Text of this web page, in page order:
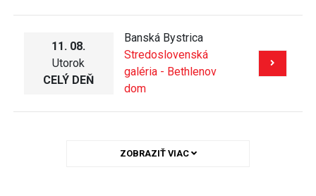
11. 08.
Utorok
CELÝ DEŇ
Banská Bystrica
Stredoslovenská
galéria - Bethlenov
dom
ZOBRAZIŤ VIAC